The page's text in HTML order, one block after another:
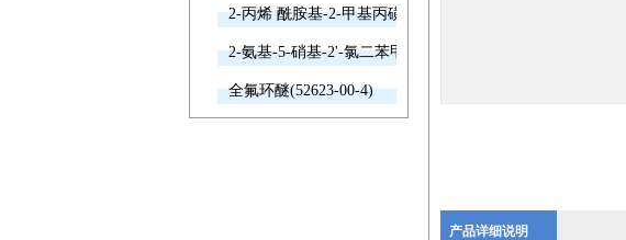
2-丙烯 酰胺基-2-甲基丙磺酸(15214-89-8)
2-氨基-5-硝基-2'-氯二苯甲酮(2011-66-7)
全氟环醚(52623-00-4)
产品详细说明